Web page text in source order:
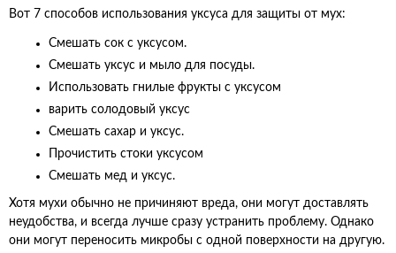
Вот 7 способов использования уксуса для защиты от мух:
Смешать сок с уксусом.
Смешать уксус и мыло для посуды.
Использовать гнилые фрукты с уксусом
варить солодовый уксус
Смешать сахар и уксус.
Прочистить стоки уксусом
Смешать мед и уксус.
Хотя мухи обычно не причиняют вреда, они могут доставлять
неудобства, и всегда лучше сразу устранить проблему. Однако
они могут переносить микробы с одной поверхности на другую.